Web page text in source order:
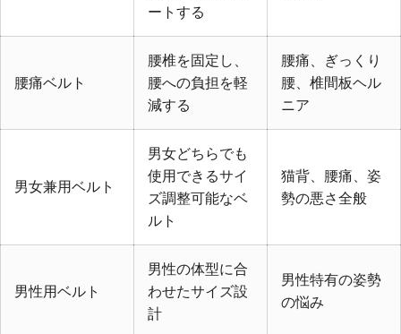
ートする
腰痛ベルト
腰椎を固定し、
腰への負担を軽
減する
腰痛、ぎっくり
腰、椎間板ヘル
ニア
男女兼用ベルト
男女どちらでも
使用できるサイ
ズ調整可能なベ
ルト
猫背、腰痛、姿
勢の悪さ全般
男性用ベルト
男性の体型に合
わせたサイズ設
計
男性特有の姿勢
の悩み